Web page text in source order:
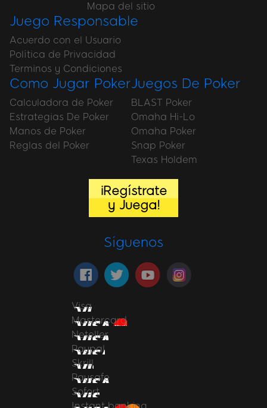
Mapa del sitio
Juego Responsable
Acuerdo con el Usuario
Política de Privacidad
Terminos y Condiciones
Como Jugar Poker
Calculadora de Poker
Estrategias De Poker
Manos de Poker
Reglas del Poker
Juegos De Poker
BLAST Poker
Omaha Hi-Lo
Omaha Poker
Snap Poker
Texas Holdem
¡Regístrate
y Juega!
Síguenos
Visa
Mastercard
Neteller
Paypal
Skrill
Paysafe
Sofort